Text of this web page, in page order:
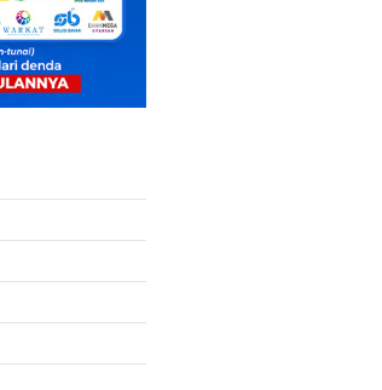
Andi Utta Pimpin Upacara
Komitmen Pendidikan